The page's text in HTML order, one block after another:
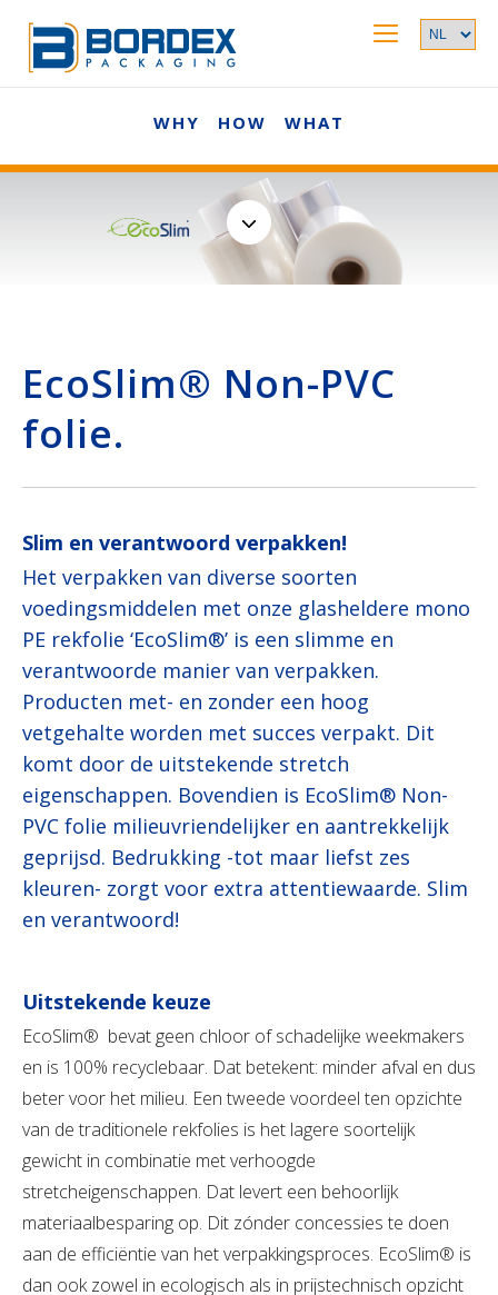
WHY HOW WHAT
EcoSlim® Non-PVC
folie.
Slim en verantwoord verpakken!
Het verpakken van diverse soorten
voedingsmiddelen met onze glasheldere mono
PE rekfolie ‘EcoSlim®’ is een slimme en
verantwoorde manier van verpakken.
Producten met- en zonder een hoog
vetgehalte worden met succes verpakt. Dit
komt door de uitstekende stretch
eigenschappen. Bovendien is EcoSlim® Non-
PVC folie milieuvriendelijker en aantrekkelijk
geprijsd. Bedrukking -tot maar liefst zes
kleuren- zorgt voor extra attentiewaarde. Slim
en verantwoord!
Uitstekende keuze
EcoSlim® bevat geen chloor of schadelijke weekmakers
en is 100% recyclebaar. Dat betekent: minder afval en dus
beter voor het milieu. Een tweede voordeel ten opzichte
van de traditionele rekfolies is het lagere soortelijk
gewicht in combinatie met verhoogde
stretcheigenschappen. Dat levert een behoorlijk
materiaalbesparing op. Dit zónder concessies te doen
aan de efficiëntie van het verpakkingsproces. EcoSlim® is
dan ook zowel in ecologisch als in prijstechnisch opzicht